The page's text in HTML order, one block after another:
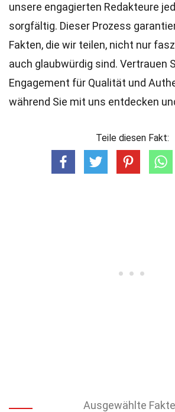
unsere engagierten Redakteure
sorgfältig. Dieser Prozess
Fakten, die wir teilen, nicht nur
auch glaubwürdig sind. Vertrauen
Engagement für Qualität und
während Sie mit uns entdecken
Teile diesen Fakt:
Ausgewählte